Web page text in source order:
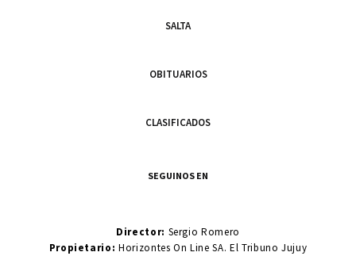
SALTA
OBITUARIOS
CLASIFICADOS
SEGUINOS EN
Director: Sergio Romero
Propietario:Horizontes On Line SA. El Tribuno Jujuy